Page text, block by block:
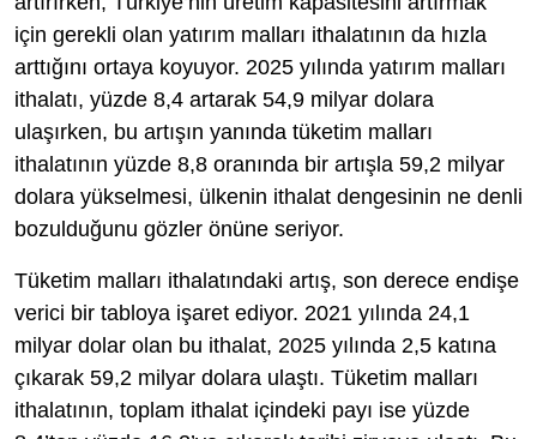
için gerekli olan yatırım malları ithalatının da hızla
arttığını ortaya koyuyor. 2025 yılında yatırım malları
ithalatı, yüzde 8,4 artarak 54,9 milyar dolara
ulaşırken, bu artışın yanında tüketim malları
ithalatının yüzde 8,8 oranında bir artışla 59,2 milyar
dolara yükselmesi, ülkenin ithalat dengesinin ne denli
bozulduğunu gözler önüne seriyor.
Tüketim malları ithalatındaki artış, son derece endişe
verici bir tabloya işaret ediyor. 2021 yılında 24,1
milyar dolar olan bu ithalat, 2025 yılında 2,5 katına
çıkarak 59,2 milyar dolara ulaştı. Tüketim malları
ithalatının, toplam ithalat içindeki payı ise yüzde